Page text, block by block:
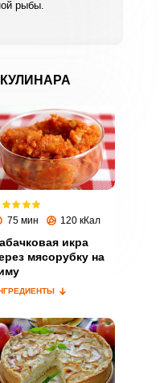
рыбы.
75 мин 120 кКал
икра
мясорубку на
РЕГИСТРАЦИЯ
сетей: